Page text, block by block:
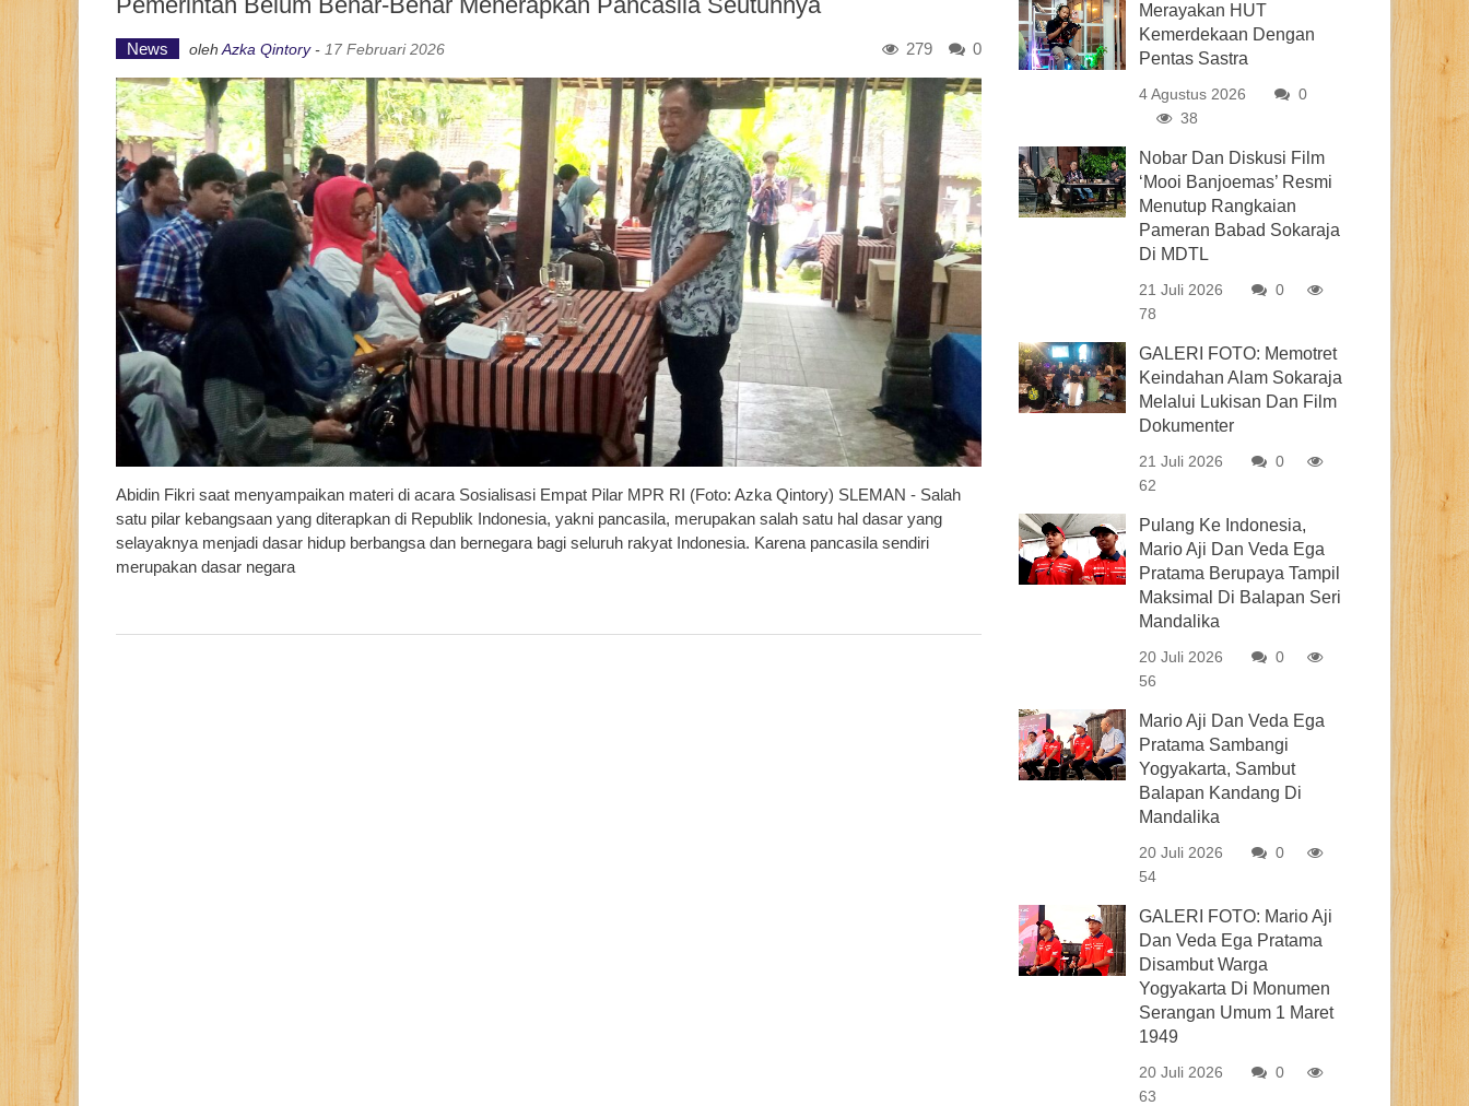
News oleh Azka Qintory- 17 Februari 2026 0
279
Abidin Fikri saat menyampaikan materi di acara Sosialisasi Empat Pilar MPR RI (Foto: Azka Qintory) SLEMAN - Salah
satu pilar kebangsaan yang diterapkan di Republik Indonesia, yakni pancasila, merupakan salah satu hal dasar yang
selayaknya menjadi dasar hidup berbangsa dan bernegara bagi seluruh rakyat Indonesia. Karena pancasila sendiri
merupakan dasar negara
Merayakan HUT
Kemerdekaan Dengan
Pentas Sastra
4 Agustus 2026
0
38
Nobar Dan Diskusi Film
‘Mooi Banjoemas’ Resmi
Menutup Rangkaian
Pameran Babad Sokaraja
Di MDTL
21 Juli 2026
0
78
GALERI FOTO: Memotret
Keindahan Alam Sokaraja
Melalui Lukisan Dan Film
Dokumenter
21 Juli 2026
0
62
Pulang Ke Indonesia,
Mario Aji Dan Veda Ega
Pratama Berupaya Tampil
Maksimal Di Balapan Seri
Mandalika
20 Juli 2026
0
56
Mario Aji Dan Veda Ega
Pratama Sambangi
Yogyakarta, Sambut
Balapan Kandang Di
Mandalika
20 Juli 2026
0
54
GALERI FOTO: Mario Aji
Dan Veda Ega Pratama
Disambut Warga
Yogyakarta Di Monumen
Serangan Umum 1 Maret
1949
20 Juli 2026
0
63